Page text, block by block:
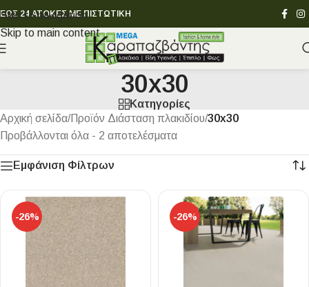
Skip to navigation
Skip to main content
ΕΩΣ 24 ΑΤΟΚΕΣ ΜΕ ΠΙΣΤΩΤΙΚΗ
30x30
Κατηγορίες
Αρχική σελίδα/Προϊόν Διάσταση πλακιδίου/30x30
Προβάλλονται όλα - 2 αποτελέσματα
Εμφάνιση Φίλτρων
-26% -26%